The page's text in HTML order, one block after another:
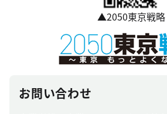
▲2050東京戦略
お問い合わせ